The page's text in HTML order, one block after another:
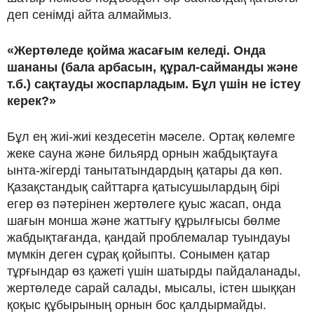
деп сенімді айта алмаймыз.
«Жертөледе қойма жасағым келеді. Онда
шананы (бала арбасын, құрал-сайманды және
т.б.) сақтауды жоспарладым. Бұл үшін не істеу
керек?»
Бұл ең жиі-жиі кездесетін мәселе. Ортақ көлемге
жеке сауна және бильярд орнын жабдықтауға
ынта-жігерді танытатындардың қатары да көп.
Қазақстандық сайттарға қатысушылардың бірі
егер өз пәтерінен жертөлеге қуыс жасап, онда
шағын монша және жаттығу құрылғысы бөлме
жабдықтағанда, қандай проблемалар туындауы
мүмкін деген сұрақ қойыпты. Сонымен қатар
тұрғындар өз қажеті үшін шатырды пайдаланады,
жертөледе сарай салады, мысалы, істен шыққан
қоқыс құбырының орнын бос қалдырмайды.